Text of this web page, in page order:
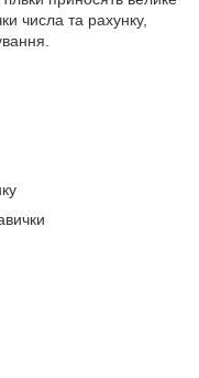
числа та рахунку,